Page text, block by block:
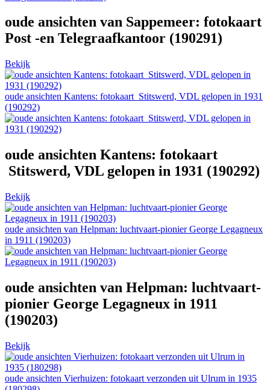
oude ansichten van Sappemeer: fotokaart
Post -en Telegraafkantoor (190291)
Bekijk
oude ansichten Kantens: fotokaart Stitswerd, VDL gelopen in 1931
(190292)
oude ansichten Kantens: fotokaart
Stitswerd, VDL gelopen in 1931 (190292)
Bekijk
oude ansichten van Helpman: luchtvaart-pionier George Legagneux
in 1911 (190203)
oude ansichten van Helpman: luchtvaart-
pionier George Legagneux in 1911
(190203)
Bekijk
oude ansichten Vierhuizen: fotokaart verzonden uit Ulrum in 1935